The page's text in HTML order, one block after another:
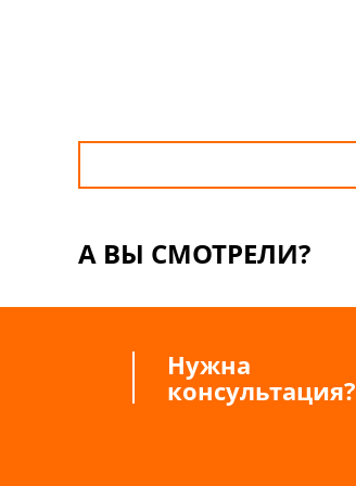
А ВЫ СМОТРЕЛИ?
Нужна
консультация?